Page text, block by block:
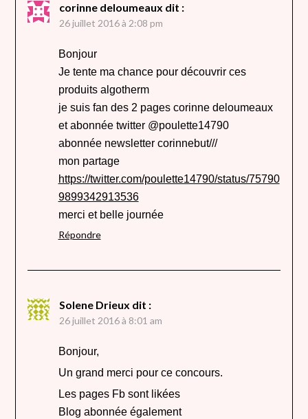
corinne deloumeaux dit :
26 juillet 2016 à 2:08 pm
Bonjour
Je tente ma chance pour découvrir ces
produits algotherm
je suis fan des 2 pages corinne deloumeaux
et abonnée twitter @poulette14790
abonnée newsletter corinnebut///
mon partage
https://twitter.com/poulette14790/status/75790
9899342913536
merci et belle journée
Répondre
Solene Drieux dit :
26 juillet 2016 à 8:01 am
Bonjour,
Un grand merci pour ce concours.
Les pages Fb sont likées
Blog abonnée également